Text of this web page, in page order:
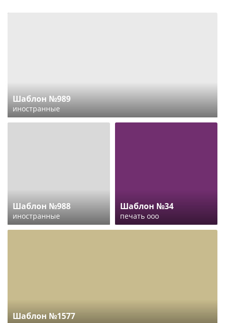
Шаблон №989
иностранные
Шаблон №988
иностранные
Шаблон №34
печать ооо
Шаблон №1577